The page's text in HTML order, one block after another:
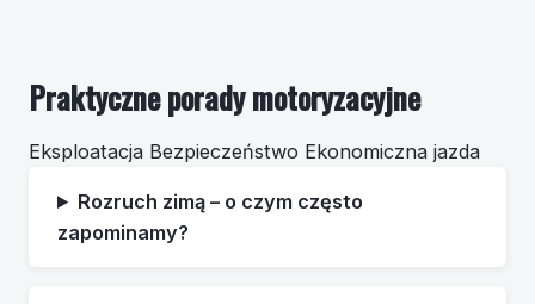
Praktyczne porady motoryzacyjne
Eksploatacja Bezpieczeństwo Ekonomiczna jazda
Rozruch zimą – o czym często
zapominamy?